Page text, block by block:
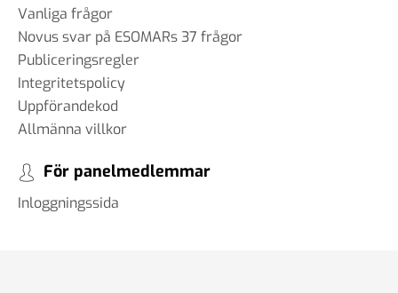
Vanliga frågor
Novus svar på ESOMARs 37 frågor
Publiceringsregler
Integritetspolicy
Uppförandekod
Allmänna villkor
För panelmedlemmar
Inloggningssida